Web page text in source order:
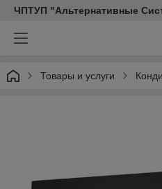
ЧПТУП "Альтернативные
Товары и услуги